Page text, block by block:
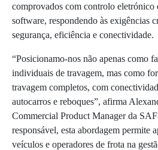
comprovados com controlo eletrónico
software, respondendo às exigências
segurança, eficiência e conectividade.
“Posicionamo-nos não apenas como
individuais de travagem, mas como
travagem completos, com
autocarros e reboques”, afirma
Commercial Product Manager da
responsável, esta abordagem permite
veículos e operadores de frota na